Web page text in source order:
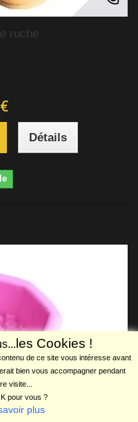
ruche
Détails
les Cookies !
de ce site vous intéresse avant
bien vous accompagner pendant
visite...
pour vous ?
plus